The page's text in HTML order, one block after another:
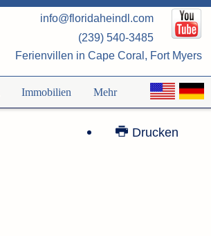
info@floridaheindl.com
(239) 540-3485
Ferienvillen in Cape Coral, Fort Myers
Immobilien Mehr
Drucken